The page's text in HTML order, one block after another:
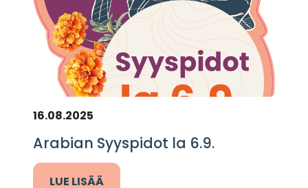
16.08.2025
Arabian Syyspidot la 6.9.
LUE LISÄÄ